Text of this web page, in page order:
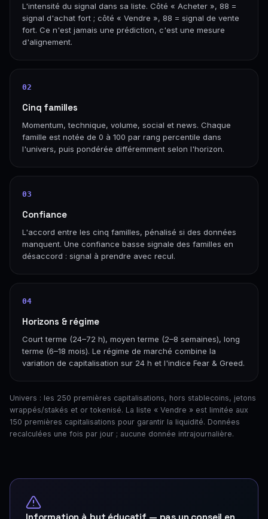
L'intensité du signal dans sa liste. Côté « Acheter », 88 =
signal d'achat fort ; côté « Vendre », 88 = signal de vente
fort. Ce n'est jamais une prédiction, c'est une mesure
d'alignement.
02
Cinq familles
Momentum, technique, volume, social et news. Chaque
famille est notée de 0 à 100 par rang percentile dans
l'univers, puis pondérée différemment selon l'horizon.
03
Confiance
L'accord entre les cinq familles, pénalisé si des données
manquent. Une confiance basse signale des familles en
désaccord : signal à prendre avec recul.
04
Horizons & régime
Court terme (24–72 h), moyen terme (2–8 semaines), long
terme (6–18 mois). Le régime de marché combine la
variation de capitalisation sur 24 h et l'indice Fear & Greed.
Univers : les 250 premières capitalisations, hors stablecoins, jetons
wrappés/stakés et or tokenisé. La liste « Vendre » est limitée aux
150 premières capitalisations pour garantir la liquidité. Données
recalculées une fois par jour ; aucune donnée intrajournalière.